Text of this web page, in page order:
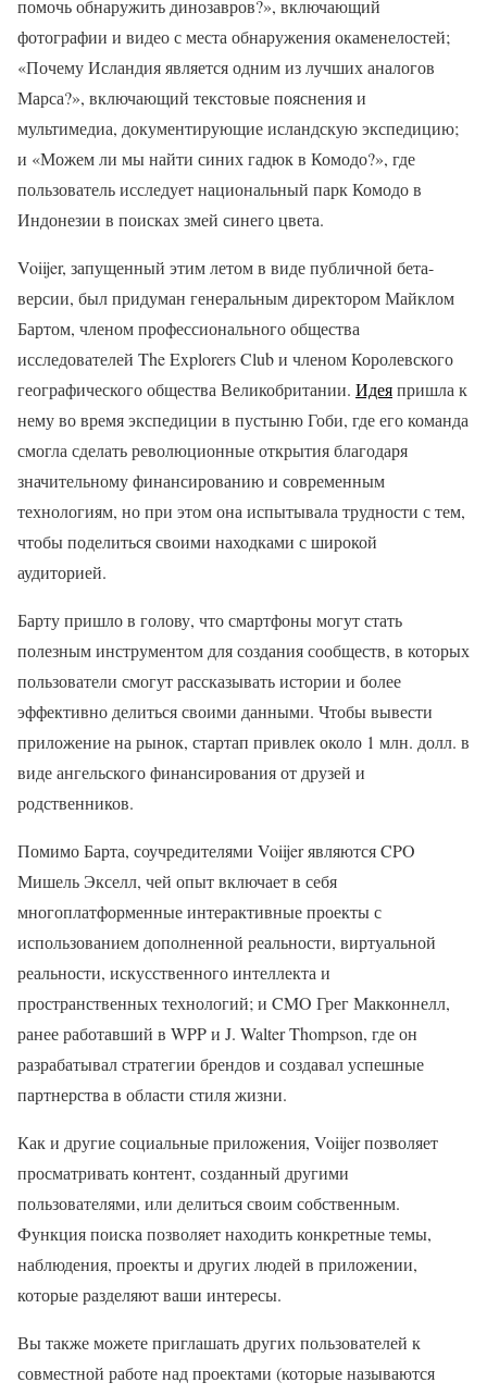
помочь обнаружить динозавров?», включающий
фотографии и видео с места обнаружения окаменелостей;
«Почему Исландия является одним из лучших аналогов
Марса?», включающий текстовые пояснения и
мультимедиа, документирующие исландскую экспедицию;
и «Можем ли мы найти синих гадюк в Комодо?», где
пользователь исследует национальный парк Комодо в
Индонезии в поисках змей синего цвета.
Voiijer, запущенный этим летом в виде публичной бета-
версии, был придуман генеральным директором Майклом
Бартом, членом профессионального общества
исследователей The Explorers Club и членом Королевского
географического общества Великобритании. Идеяпришла к
нему во время экспедиции в пустыню Гоби, где его команда
смогла сделать революционные открытия благодаря
значительному финансированию и современным
технологиям, но при этом она испытывала трудности с тем,
чтобы поделиться своими находками с широкой
аудиторией.
Барту пришло в голову, что смартфоны могут стать
полезным инструментом для создания сообществ, в которых
пользователи смогут рассказывать истории и более
эффективно делиться своими данными. Чтобы вывести
приложение на рынок, стартап привлек около 1 млн. долл. в
виде ангельского финансирования от друзей и
родственников.
Помимо Барта, соучредителями Voiijer являются CPO
Мишель Экселл, чей опыт включает в себя
многоплатформенные интерактивные проекты с
использованием дополненной реальности, виртуальной
реальности, искусственного интеллекта и
пространственных технологий; и CMO Грег Макконнелл,
ранее работавший в WPP и J. Walter Thompson, где он
разрабатывал стратегии брендов и создавал успешные
партнерства в области стиля жизни.
Как и другие социальные приложения, Voiijer позволяет
просматривать контент, созданный другими
пользователями, или делиться своим собственным.
Функция поиска позволяет находить конкретные темы,
наблюдения, проекты и других людей в приложении,
которые разделяют ваши интересы.
Вы также можете приглашать других пользователей к
совместной работе над проектами (которые называются